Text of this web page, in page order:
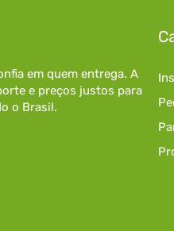
em quem entrega. A
e preços justos para
o Brasil.